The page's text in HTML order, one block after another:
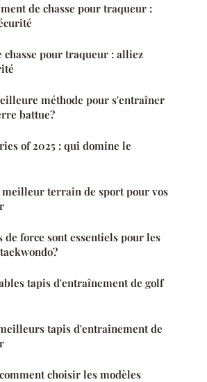
de chasse pour traqueur :
chasse pour traqueur : alliez
méthode pour s'entraîner
battue?
of 2025 : qui domine le
meilleur terrain de sport pour vos
de force sont essentiels pour les
tapis d'entraînement de golf
tapis d'entraînement de
choisir les modèles